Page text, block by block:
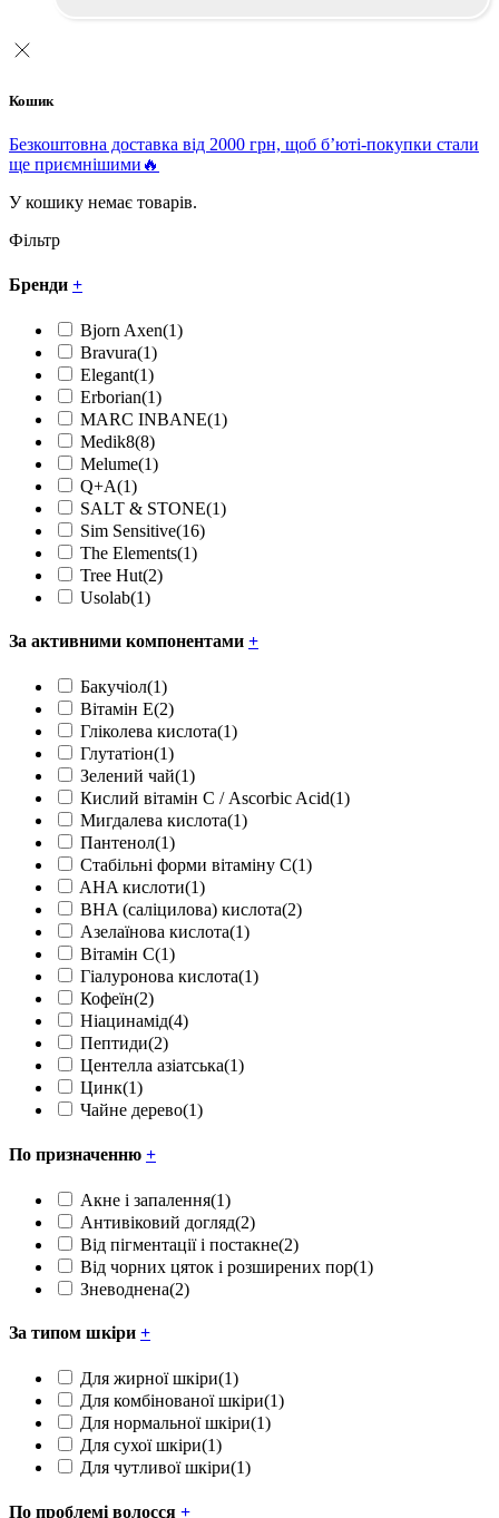
Кошик
Безкоштовна доставка від 2000 грн, щоб б’юті-покупки стали
ще приємнішими🔥
У кошику немає товарів.
Фільтр
Бренди +
Bjorn Axen(1)
Bravura(1)
Elegant(1)
Erborian(1)
MARC INBANE(1)
Medik8(8)
Melume(1)
Q+A(1)
SALT & STONE(1)
Sim Sensitive(16)
The Elements(1)
Tree Hut(2)
Usolab(1)
За активними компонентами +
Бакучіол(1)
Вітамін Е(2)
Гліколева кислота(1)
Глутатіон(1)
Зелений чай(1)
Кислий вітамін С / Ascorbic Acid(1)
Мигдалева кислота(1)
Пантенол(1)
Стабільні форми вітаміну С(1)
AHA кислоти(1)
BHA (саліцилова) кислота(2)
Азелаїнова кислота(1)
Вітамін С(1)
Гіалуронова кислота(1)
Кофеїн(2)
Ніацинамід(4)
Пептиди(2)
Центелла азіатська(1)
Цинк(1)
Чайне дерево(1)
По призначенню +
Акне і запалення(1)
Антивіковий догляд(2)
Від пігментації і постакне(2)
Від чорних цяток і розширених пор(1)
Зневоднена(2)
За типом шкіри +
Для жирної шкіри(1)
Для комбінованої шкіри(1)
Для нормальної шкіри(1)
Для сухої шкіри(1)
Для чутливої шкіри(1)
По проблемі волосся +